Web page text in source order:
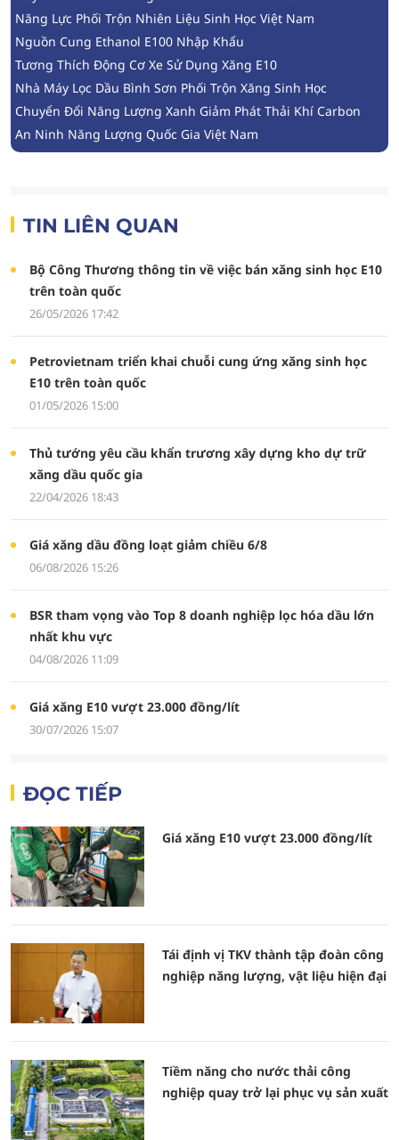
Năng Lực Phối Trộn Nhiên Liệu Sinh Học Việt Nam
Nguồn Cung Ethanol E100 Nhập Khẩu
Tương Thích Động Cơ Xe Sử Dụng Xăng E10
Nhà Máy Lọc Dầu Bình Sơn Phối Trộn Xăng Sinh Học
Chuyển Đổi Năng Lượng Xanh Giảm Phát Thải Khí Carbon
An Ninh Năng Lượng Quốc Gia Việt Nam
TIN LIÊN QUAN
Bộ Công Thương thông tin về việc bán xăng sinh học E10
trên toàn quốc
26/05/2026 17:42
Petrovietnam triển khai chuỗi cung ứng xăng sinh học
E10 trên toàn quốc
01/05/2026 15:00
Thủ tướng yêu cầu khẩn trương xây dựng kho dự trữ
xăng dầu quốc gia
22/04/2026 18:43
Giá xăng dầu đồng loạt giảm chiều 6/8
06/08/2026 15:26
BSR tham vọng vào Top 8 doanh nghiệp lọc hóa dầu lớn
nhất khu vực
04/08/2026 11:09
Giá xăng E10 vượt 23.000 đồng/lít
30/07/2026 15:07
ĐỌC TIẾP
Giá xăng E10 vượt 23.000 đồng/lít
Tái định vị TKV thành tập đoàn công
nghiệp năng lượng, vật liệu hiện đại
Tiềm năng cho nước thải công
nghiệp quay trở lại phục vụ sản xuất